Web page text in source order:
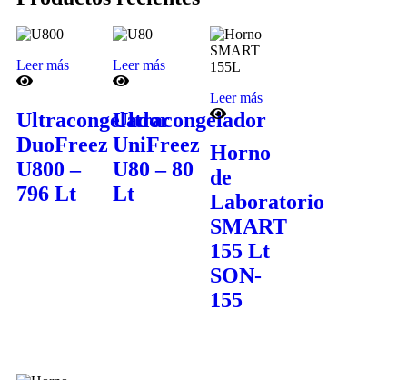
Leer más
Ultracongelador
DuoFreez
U800 –
796 Lt
Leer más
Ultracongelador
UniFreez
U80 – 80
Lt
Leer más
Horno
de
Laboratorio
SMART
155 Lt
SON-
155